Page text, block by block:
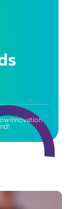
Innovation